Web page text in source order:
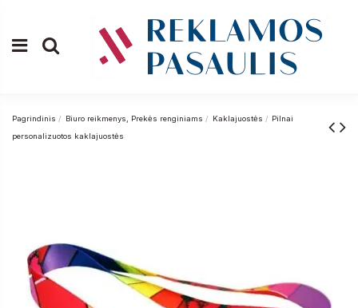
Pagrindinis Biuro reikmenys, Prekės renginiams Kaklajuostės
Pilnai
personalizuotos kaklajuostės